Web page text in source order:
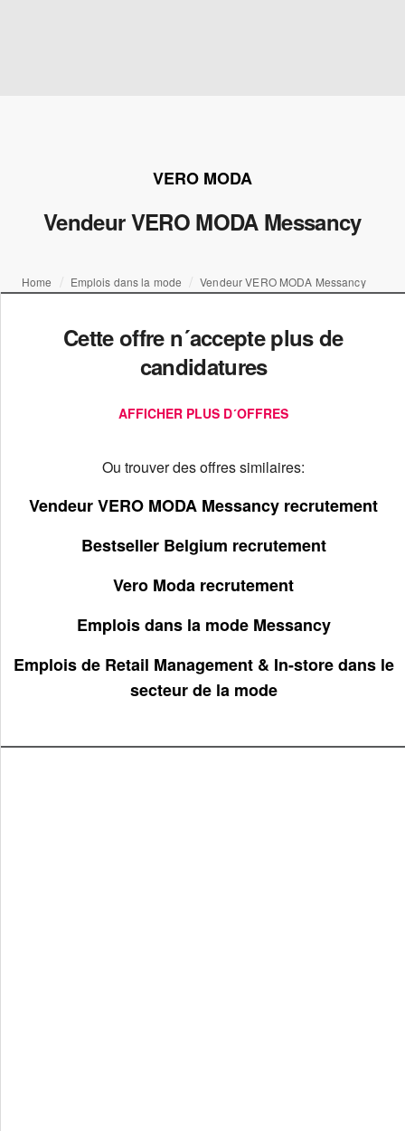
VERO MODA
Vendeur VERO MODA Messancy
Home Emplois dans la mode Vendeur VERO MODA Messancy
Cette offre n´accepte plus de
candidatures
AFFICHER PLUS D´OFFRES
Ou trouver des offres similaires:
Vendeur VERO MODA Messancy recrutement
Bestseller Belgium recrutement
Vero Moda recrutement
Emplois dans la mode Messancy
Emplois de Retail Management & In-store dans le
secteur de la mode